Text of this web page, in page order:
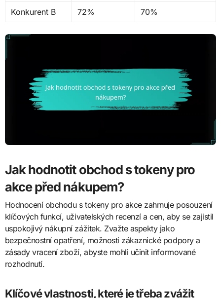
Konkurent B 72% 70%
Jak hodnotit obchod s tokeny pro
akce před nákupem?
Hodnocení obchodu s tokeny pro akce zahrnuje posouzení
klíčových funkcí, uživatelských recenzí a cen, aby se zajistil
uspokojivý nákupní zážitek. Zvažte aspekty jako
bezpečnostní opatření, možnosti zákaznické podpory a
zásady vracení zboží, abyste mohli učinit informované
rozhodnutí.
Klíčové vlastnosti, které je třeba zvážit